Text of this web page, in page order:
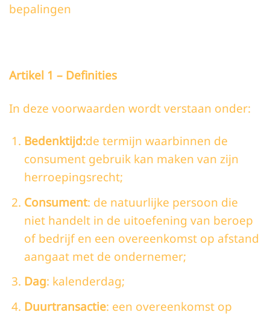
bepalingen
Artikel 1 – Definities
In deze voorwaarden wordt verstaan onder:
Bedenktijd:de termijn waarbinnen de
consument gebruik kan maken van zijn
herroepingsrecht;
Consument: de natuurlijke persoon die
niet handelt in de uitoefening van beroep
of bedrijf en een overeenkomst op afstand
aangaat met de ondernemer;
Dag: kalenderdag;
Duurtransactie: een overeenkomst op